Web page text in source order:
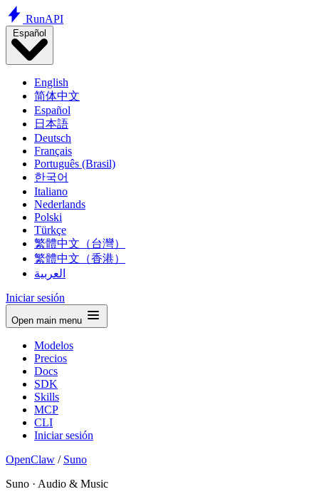
RunAPI
Español
English
简体中文
Español
日本語
Deutsch
Français
Português (Brasil)
한국어
Italiano
Nederlands
Polski
Türkçe
繁體中文（台灣）
繁體中文（香港）
العربية
Iniciar sesión
Open main menu
Modelos
Precios
Docs
SDK
Skills
MCP
CLI
Iniciar sesión
OpenClaw / Suno
Suno · Audio & Music